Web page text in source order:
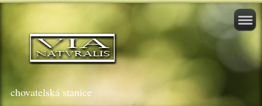
chovatelská stanice